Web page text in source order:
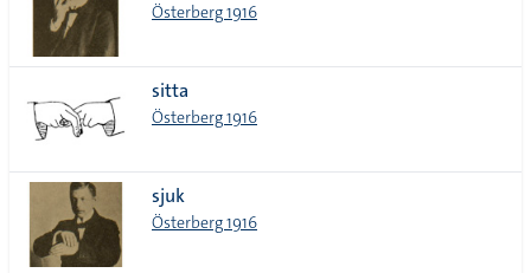
Österberg 1916
sitta
Österberg 1916
sjuk
Österberg 1916